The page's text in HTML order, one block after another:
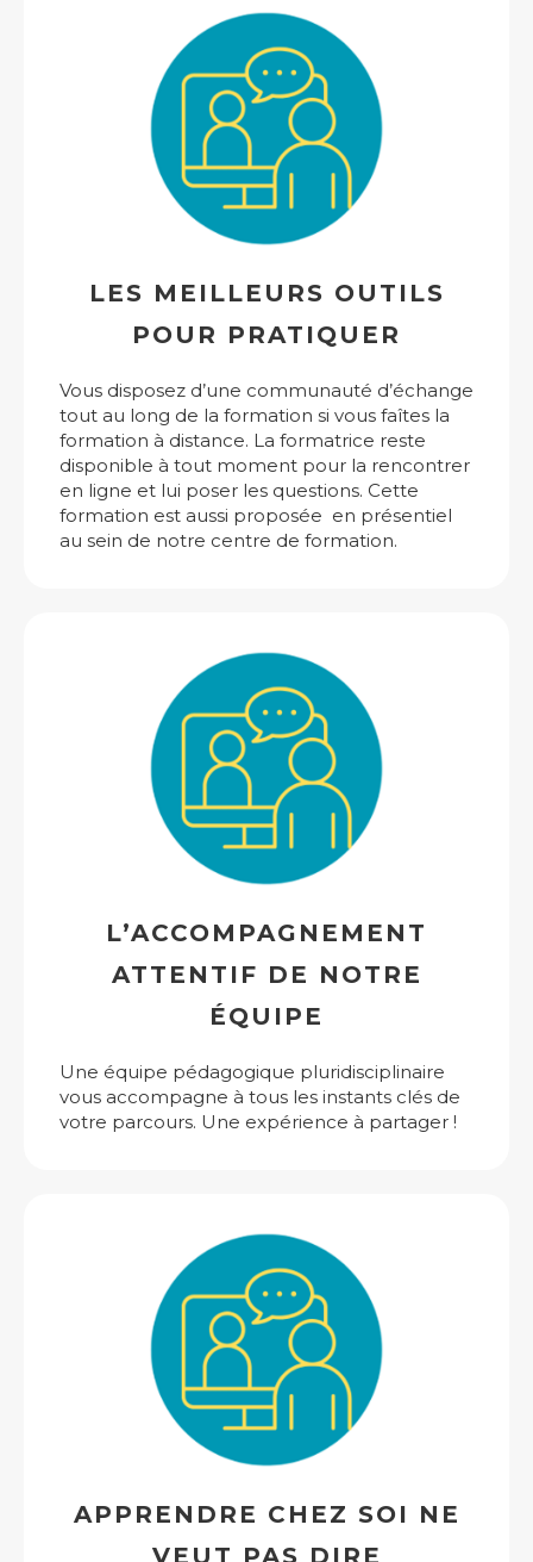
LES MEILLEURS OUTILS
POUR PRATIQUER
Vous disposez d’une communauté d’échange
tout au long de la formation si vous faîtes la
formation à distance. La formatrice reste
disponible à tout moment pour la rencontrer
en ligne et lui poser les questions. Cette
formation est aussi proposée en présentiel
au sein de notre centre de formation.
L’ACCOMPAGNEMENT
ATTENTIF DE NOTRE
ÉQUIPE
Une équipe pédagogique pluridisciplinaire
vous accompagne à tous les instants clés de
votre parcours. Une expérience à partager !
APPRENDRE CHEZ SOI NE
VEUT PAS DIRE